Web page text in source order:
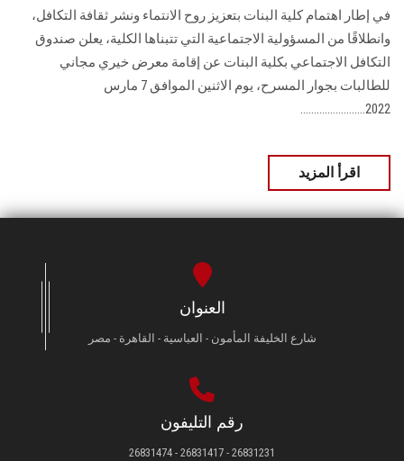
الزائـرون
سجل الان
في إطار اهتمام كلية البنات بتعزيز روح الانتماء ونشر ثقافة التكافل،
وانطلاقًا من المسؤولية الاجتماعية التي تتبناها الكلية، يعلن صندوق
التكافل الاجتماعي بكلية البنات عن إقامة معرض خيري مجاني
للطالبات بجوار المسرح، يوم الاثنين الموافق 7 مارس
2022........................
اقرأ المزيد
العنوان
شارع الخليفة المأمون - العباسية - القاهرة - مصر
رقم التليفون
26831231 - 26831417 - 26831474